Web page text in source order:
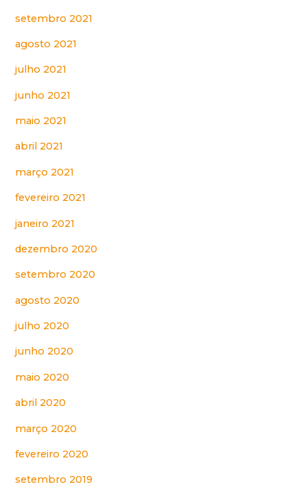
setembro 2021
agosto 2021
julho 2021
junho 2021
maio 2021
abril 2021
março 2021
fevereiro 2021
janeiro 2021
dezembro 2020
setembro 2020
agosto 2020
julho 2020
junho 2020
maio 2020
abril 2020
março 2020
fevereiro 2020
setembro 2019